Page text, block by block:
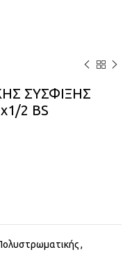
ΣΥΣΦΙΞΗΣ
2 BS
,